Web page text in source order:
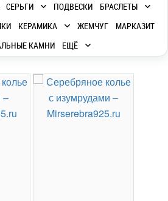
СЕРЬГИ ПОДВЕСКИ
БРАСЛЕТЫ
КЕРАМИКА ЖЕМЧУГ
МАРКАЗИТ
КАМНИ
ЕЩЁ